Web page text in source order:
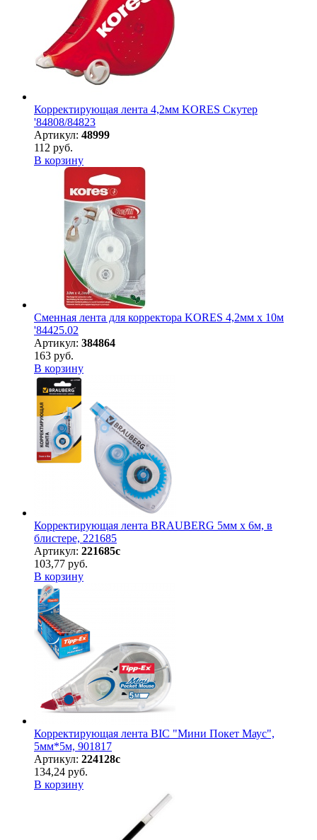
Корректирующая лента 4,2мм KORES Скутер
'84808/84823
Артикул: 48999
112 руб.
В корзину
Сменная лента для корректора KORES 4,2мм х 10м
'84425.02
Артикул: 384864
163 руб.
В корзину
Корректирующая лента BRAUBERG 5мм х 6м, в
блистере, 221685
Артикул: 221685с
103,77 руб.
В корзину
Корректирующая лента BIC "Мини Покет Маус",
5мм*5м, 901817
Артикул: 224128с
134,24 руб.
В корзину